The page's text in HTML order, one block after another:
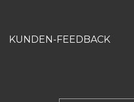
KUNDEN-FEEDBACK